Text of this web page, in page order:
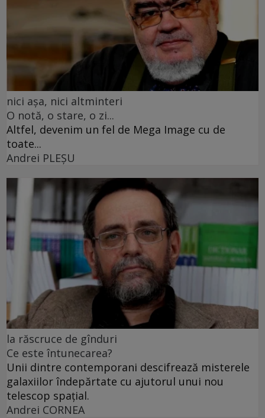
nici așa, nici altminteri
O notă, o stare, o zi...
Altfel, devenim un fel de Mega Image cu de
toate...
Andrei PLEŞU
la răscruce de gînduri
Ce este întunecarea?
Unii dintre contemporani descifrează misterele
galaxiilor îndepărtate cu ajutorul unui nou
telescop spațial.
Andrei CORNEA